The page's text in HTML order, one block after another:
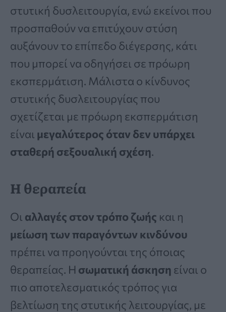
στυτική δυσλειτουργία, ενώ εκείνοι που
προσπαθούν να επιτύχουν στύση
αυξάνουν το επίπεδο διέγερσης, κάτι
που μπορεί να οδηγήσει σε πρόωρη
εκσπερμάτιση. Μάλιστα ο κίνδυνος
στυτικής δυσλειτουργίας που
σχετίζεται με πρόωρη εκσπερμάτιση
είναι μεγαλύτερος όταν δεν υπάρχει
σταθερή σεξουαλική σχέση.
Η θεραπεία
Οι αλλαγές στον τρόπο ζωής και η
μείωση των παραγόντων κινδύνου
πρέπει να προηγούνται της όποιας
θεραπείας. Η σωματική άσκηση είναι ο
πιο αποτελεσματικός τρόπος για
βελτίωση της στυτικής λειτουργίας, με